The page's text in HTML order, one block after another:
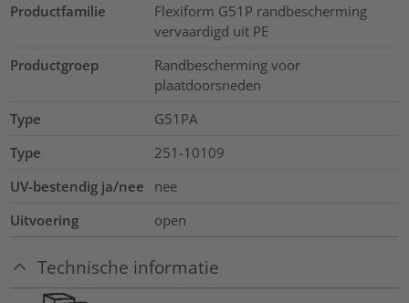
Productfamilie
Flexiform G51P randbescherming
vervaardigd uit PE
Productgroep
Randbescherming voor
plaatdoorsneden
Type
G51PA
Type
251-10109
UV-bestendig ja/nee
nee
Uitvoering
open
Technische informatie